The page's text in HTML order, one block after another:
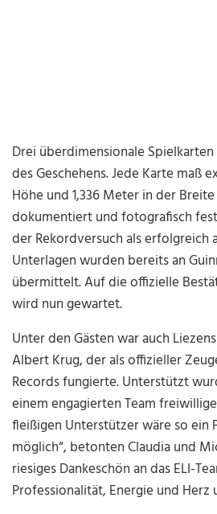
Drei überdimensionale
des Geschehens. Jede Karte maß
Höhe und 1,336 Meter in der
dokumentiert und fotografisch
der Rekordversuch als erfolgreich
Unterlagen wurden bereits an
übermittelt. Auf die offizielle
wird nun gewartet.
Unter den Gästen war auch
Albert Krug, der als offizieller
Records fungierte. Unterstützt
einem engagierten Team
fleißigen Unterstützer wäre so ein
möglich“, betonten Claudia und
riesiges Dankeschön an das ELI-
Professionalität, Energie und Herz